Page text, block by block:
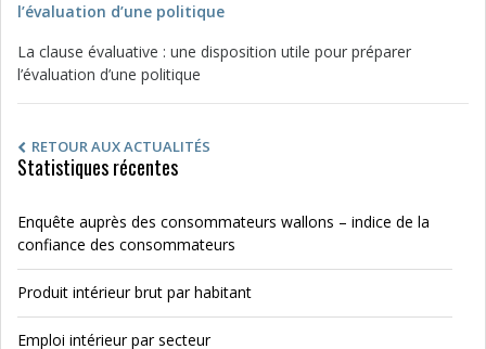
l’évaluation d’une politique
La clause évaluative : une disposition utile pour préparer
l’évaluation d’une politique
RETOUR AUX ACTUALITÉS
Statistiques récentes
Enquête auprès des consommateurs wallons – indice de la
confiance des consommateurs
Produit intérieur brut par habitant
Emploi intérieur par secteur